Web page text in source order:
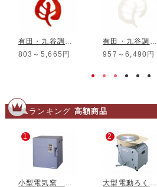
有田・九谷調盛り絵具 鉄赤
803～5,665円
有田・九谷調盛り絵具 白
957～6,490円
ランキング 高額商品
1
小型電気窯 DMT-01
2
大型電動ろくろ RK-3D